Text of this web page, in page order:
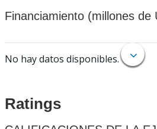
Financiamiento (millones de
No hay datos disponibles.
Ratings